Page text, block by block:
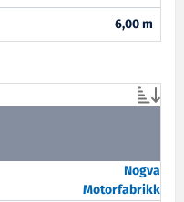
6,00 m
Nogva
Motorfabrikk